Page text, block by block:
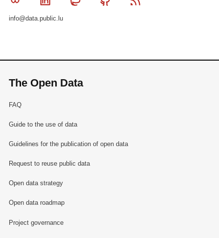
info@data.public.lu
The Open Data
FAQ
Guide to the use of data
Guidelines for the publication of open data
Request to reuse public data
Open data strategy
Open data roadmap
Project governance